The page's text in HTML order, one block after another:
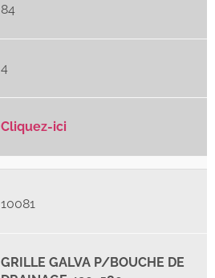
84
4
Cliquez-ici
10081
GRILLE GALVA P/BOUCHE DE